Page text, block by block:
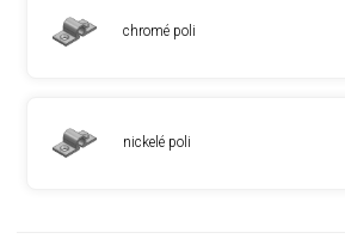
chromé poli
nickelé poli